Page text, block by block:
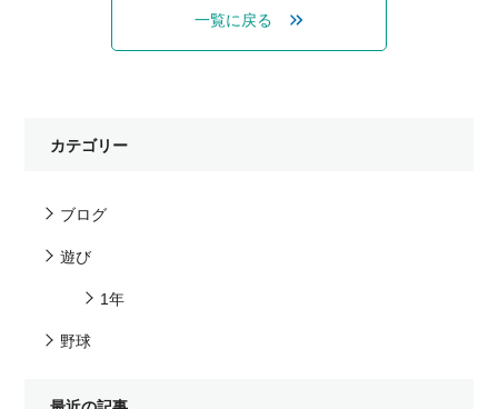
一覧に戻る
カテゴリー
ブログ
遊び
1年
野球